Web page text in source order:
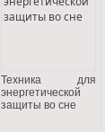
Техника для
энергетической
защиты во сне